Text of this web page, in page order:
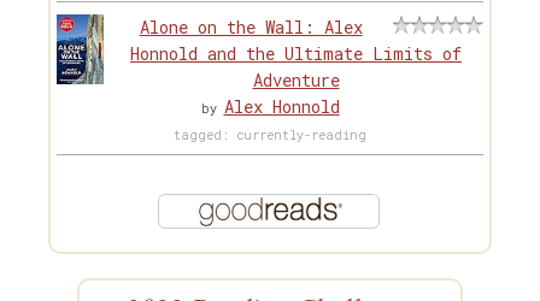
Alone on the Wall: Alex
Honnold and the Ultimate Limits of
Adventure
by Alex Honnold
tagged: currently-reading